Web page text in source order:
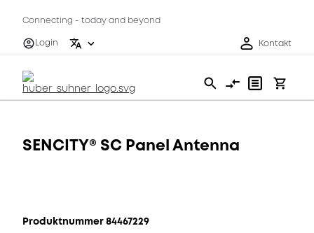
Connecting - today and beyond
Login
Kontakt
SENCITY® SC Panel Antenna
Produktnummer 84467229